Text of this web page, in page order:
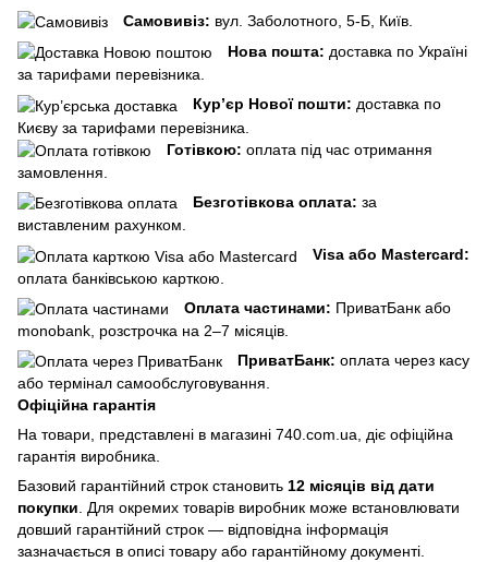
Самовивіз: вул. Заболотного, 5-Б, Київ.
Нова пошта: доставка по Україні
за тарифами перевізника.
Кур’єр Нової пошти: доставка по
Києву за тарифами перевізника.
Готівкою: оплата під час отримання
замовлення.
Безготівкова оплата: за
виставленим рахунком.
Visa або Mastercard:
оплата банківською карткою.
Оплата частинами: ПриватБанк або
monobank, розстрочка на 2–7 місяців.
ПриватБанк: оплата через касу
або термінал самообслуговування.
Офіційна гарантія
На товари, представлені в магазині 740.com.ua, діє офіційна
гарантія виробника.
Базовий гарантійний строк становить 12 місяців від дати
покупки . Для окремих товарів виробник може встановлювати
довший гарантійний строк — відповідна інформація
зазначається в описі товару або гарантійному документі.